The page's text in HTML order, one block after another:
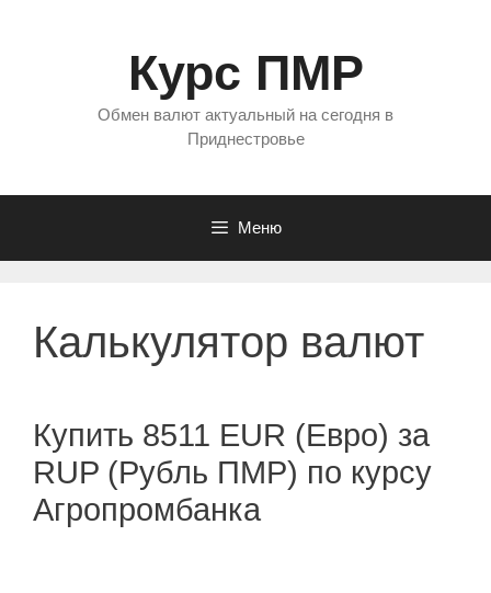
Курс ПМР
Обмен валют актуальный на сегодня в
Приднестровье
Меню
Калькулятор валют
Купить 8511 EUR (Евро) за
RUP (Рубль ПМР) по курсу
Агропромбанка